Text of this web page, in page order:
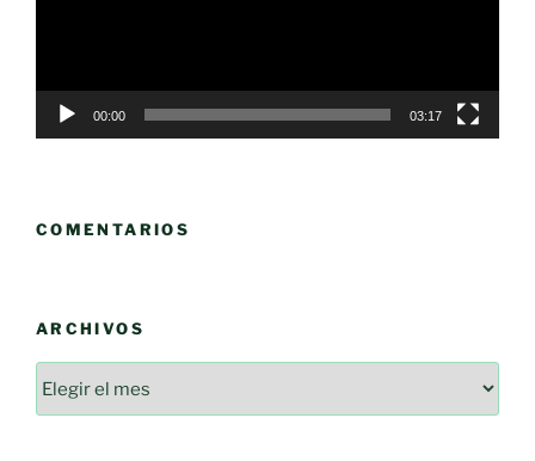
00:00 03:17
COMENTARIOS
ARCHIVOS